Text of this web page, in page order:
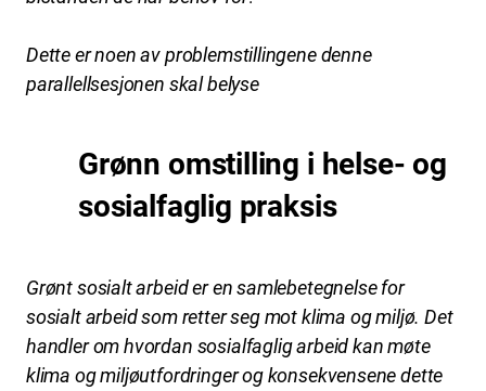
Dette er noen av problemstillingene denne
parallellsesjonen skal belyse
Grønn omstilling i helse- og
sosialfaglig praksis
Grønt sosialt arbeid er en samlebetegnelse for
sosialt arbeid som retter seg mot klima og miljø. Det
handler om hvordan sosialfaglig arbeid kan møte
klima og miljøutfordringer og konsekvensene dette